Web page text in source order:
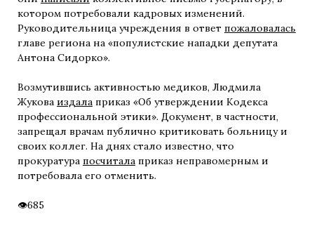
котором потребовали кадровых изменений.
Руководительница учреждения в ответ пожаловалась
главе региона на «популистские нападки депутата
Антона Сидорко».
Возмутившись активностью медиков, Людмила
Жукова издала приказ «Об утверждении Кодекса
профессиональной этики». Документ, в частности,
запрещал врачам публично критиковать больницу и
своих коллег. На днях стало известно, что
прокуратура посчитала приказ неправомерным и
потребовала его отменить.
685